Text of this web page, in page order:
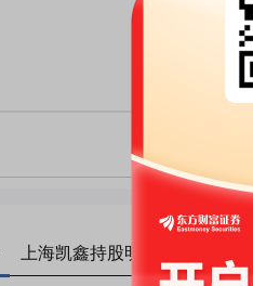
上海凯鑫持股明细